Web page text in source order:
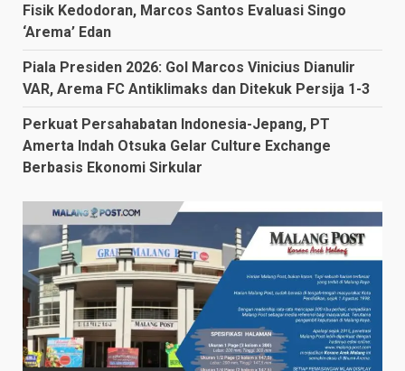
Fisik Kedodoran, Marcos Santos Evaluasi Singo
‘Arema’ Edan
Piala Presiden 2026: Gol Marcos Vinicius Dianulir
VAR, Arema FC Antiklimaks dan Ditekuk Persija 1-3
Perkuat Persahabatan Indonesia-Jepang, PT
Amerta Indah Otsuka Gelar Culture Exchange
Berbasis Ekonomi Sirkular